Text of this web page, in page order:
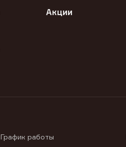
Акции
График работы